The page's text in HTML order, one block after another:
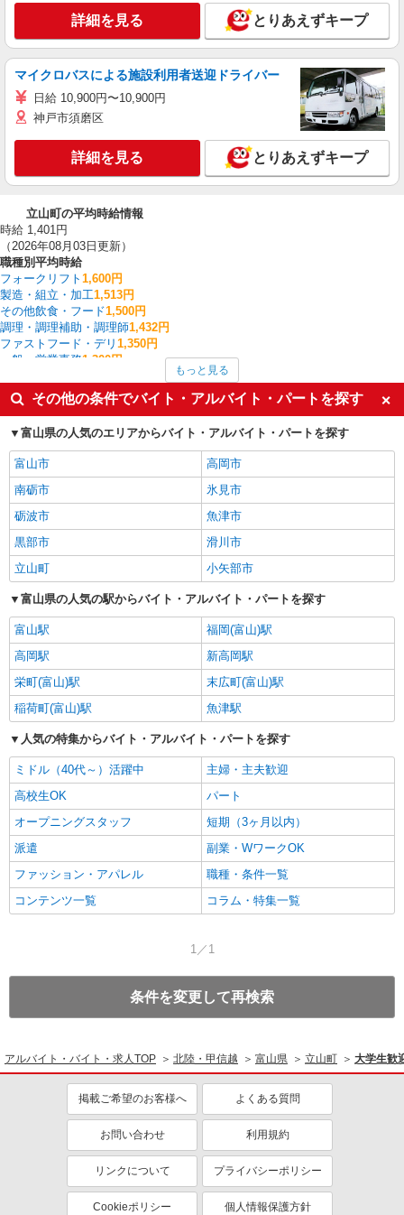
詳細を見る とりあえずキープ
マイクロバスによる施設利用者送迎ドライバー
日給 10,900円〜10,900円
神戸市須磨区
詳細を見る とりあえずキープ
立山町の平均時給情報
時給 1,401円
（2026年08月03日更新）
職種別平均時給
フォークリフト 1,600円
製造・組立・加工1,513円
その他飲食・フード1,500円
調理・調理補助・調理師1,432円
ファストフード・デリ 1,350円
一般・営業事務1,300円
1,275円
その他軽作業・製造・物流 1,250円
介護職・ヘルパー1,250円
食品製造・加工1,200円
立山町の他の職種の平均時給を見る
もっと見る
その他の条件でバイト・アルバイト・パートを探す
富山県の人気のエリアからバイト・アルバイト・パートを探す
富山市
高岡市
南砺市
氷見市
砺波市
魚津市
黒部市
滑川市
立山町
小矢部市
富山県の人気の駅からバイト・アルバイト・パートを探す
富山駅
福岡(富山)駅
高岡駅
新高岡駅
栄町(富山)駅
末広町(富山)駅
稲荷町(富山)駅
魚津駅
人気の特集からバイト・アルバイト・パートを探す
ミドル（40代～）活躍中
主婦・主夫歓迎
高校生OK
パート
オープニングスタッフ
短期（3ヶ月以内）
派遣
副業・WワークOK
ファッション・アパレル
職種・条件一覧
コンテンツ一覧
コラム・特集一覧
1／1
条件を変更して再検索
アルバイト・バイト・求人TOP 北陸・甲信越 富山県 立山町 大学生歓
掲載ご希望のお客様へ よくある質問
お問い合わせ 利用規約
リンクについて プライバシーポリシー
Cookieポリシー 個人情報保護方針